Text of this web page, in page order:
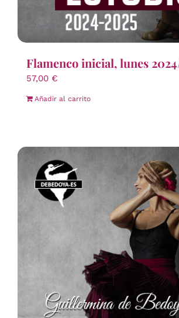
Flamenco inicial, lunes
57,00 €
Añadir al carrito